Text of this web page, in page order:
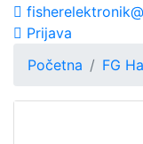
Prijava
Početna
FG